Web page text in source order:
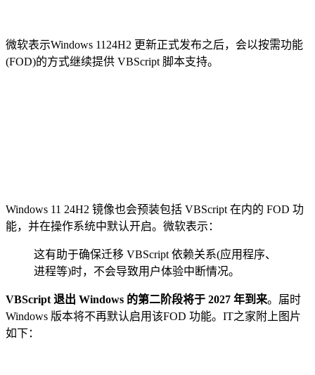
微软表示Windows 1124H2 更新正式发布之后，会以按需功能
(FOD)的方式继续提供 VBScript 脚本支持。
Windows 11 24H2 镜像也会预装包括 VBScript 在内的 FOD 功
能，并在操作系统中默认开启。微软表示：
这有助于确保迁移 VBScript 依赖关系(应用程序、
进程等)时，不会导致用户体验中断情况。
VBScript 退出 Windows 的第二阶段将于 2027 年到来。届时
Windows 版本将不再默认启用该FOD 功能。IT之家附上图片
如下：